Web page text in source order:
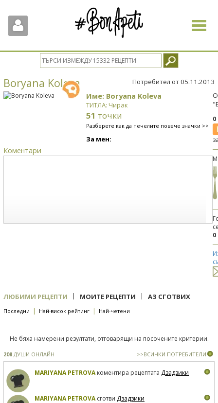
Toggle
Boryana Koleva Потребител от 05.11.2013
Име: Boryana Koleva
ТИТЛА: Чирак
51 точки
Разберете как да печелите повече значки >>
За мен:
Коментари
0
ЛЮБИМИ РЕЦЕПТИ | МОИТЕ РЕЦЕПТИ | АЗ СГОТВИХ
Последни | Най-висок рейтинг | Най-четени
Не бяха намерени резултати, отговарящи на посочените критерии.
208 ДУШИ ОНЛАЙН >>ВСИЧКИ ПОТРЕБИТЕЛИ
MARIYANA PETROVAкоментира рецептата Дзадзики
MARIYANA PETROVAсготви Дзадзики